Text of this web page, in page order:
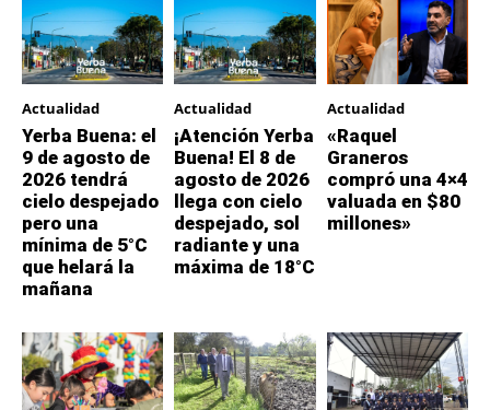
Actualidad
Yerba Buena: el
9 de agosto de
2026 tendrá
cielo despejado
pero una
mínima de 5°C
que helará la
mañana
Actualidad
¡Atención Yerba
Buena! El 8 de
agosto de 2026
llega con cielo
despejado, sol
radiante y una
máxima de 18°C
Actualidad
«Raquel
Graneros
compró una 4×4
valuada en $80
millones»